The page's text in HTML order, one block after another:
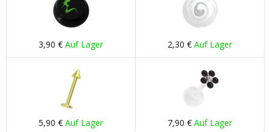
3,90 € Auf Lager 2,30 € Auf Lager
5,90 € Auf Lager 7,90 € Auf Lager